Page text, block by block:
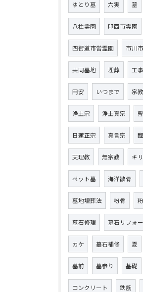
ゆとり墓 六実 墓
八柱霊園 印西市霊園
四街道市営霊園 市川
共同墓地 埋葬 工事
円安 いつまで 宗教
浄土宗 浄土真宗
日蓮正宗 真言宗
天理教 無宗教 キ
ペット墓 海洋散骨
墓地埋葬法 粉骨
墓石修理 墓石リフォ
カケ 墓石補修 夏
墓前 墓参り 基礎
コンクリート 鉄筋